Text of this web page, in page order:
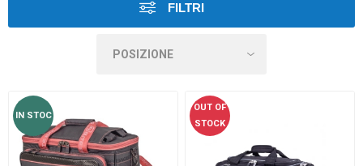
FILTRI
IN STOC
OUT OF
STOCK